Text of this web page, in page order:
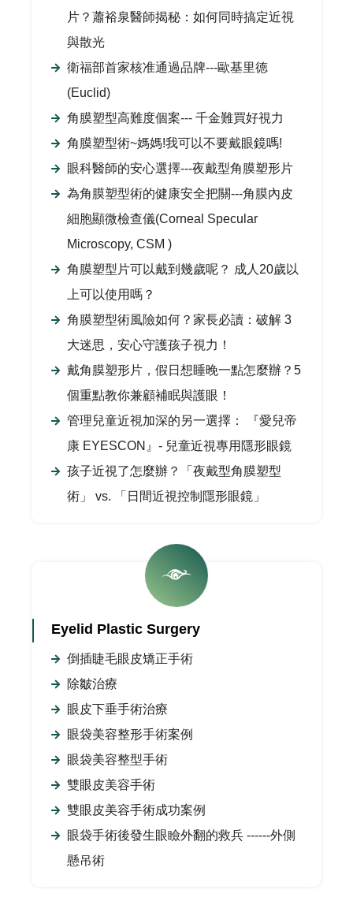
片？蕭裕泉醫師揭秘：如何同時搞定近視
與散光
衛福部首家核准通過品牌---歐基里徳
(Euclid)
角膜塑型高難度個案--- 千金難買好視力
角膜塑型術~媽媽!我可以不要戴眼鏡嗎!
眼科醫師的安心選擇---夜戴型角膜塑形片
為角膜塑型術的健康安全把關---角膜內皮
細胞顯微檢查儀(Corneal Specular
Microscopy, CSM )
角膜塑型片可以戴到幾歲呢？ 成人20歲以
上可以使用嗎？
角膜塑型術風險如何？家長必讀：破解 3
大迷思，安心守護孩子視力！
戴角膜塑形片，假日想睡晚一點怎麼辦？5
個重點教你兼顧補眠與護眼！
管理兒童近視加深的另一選擇： 『愛兒帝
康 EYESCON』- 兒童近視專用隱形眼鏡
孩子近視了怎麼辦？「夜戴型角膜塑型
術」 vs. 「日間近視控制隱形眼鏡」
Eyelid Plastic Surgery
倒插睫毛眼皮矯正手術
除皺治療
眼皮下垂手術治療
眼袋美容整形手術案例
眼袋美容整型手術
雙眼皮美容手術
雙眼皮美容手術成功案例
眼袋手術後發生眼瞼外翻的救兵 ------外側
懸吊術